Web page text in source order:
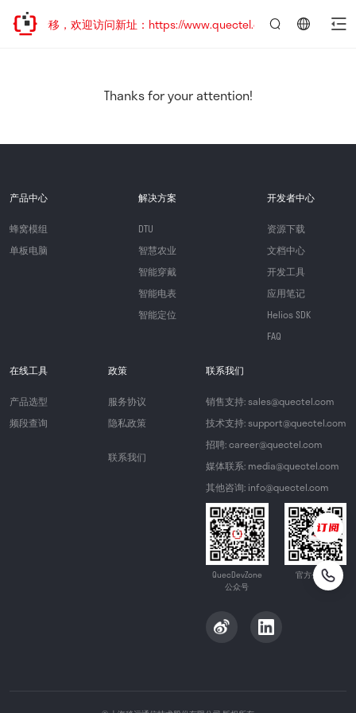
址已迁移，欢迎访问新址：https://www.quectel.com.cn
Thanks for your attention!
产品中心
蜂窝模组
单板电脑
解决方案
DTU
智慧农业
智能穿戴
智能电表
智能定位
开发者中心
资源下载
文档中心
开发工具
应用笔记
Helios SDK
FAQ
在线工具
产品选型
频段查询
政策
服务协议
隐私政策
联系我们
联系我们
销售支持: sales@quectel.com
技术支持: support@quectel.com
招聘: career@quectel.com
媒体联系: media@quectel.com
其他咨询: info@quectel.com
QuecDevZone
公众号
官方公众号